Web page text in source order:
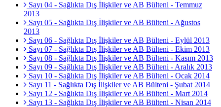
Sayı 04 - Sağlıkta Dış İlişkiler ve AB Bülteni - Temmuz
2013
Sayı 05 - Sağlıkta Dış İlişkiler ve AB Bülteni - Ağustos
2013
Sayı 06 - Sağlıkta Dış İlişkiler ve AB Bülteni - Eylül 2013
Sayı 07 - Sağlıkta Dış İlişkiler ve AB Bülteni - Ekim 2013
Sayı 08 - Sağlıkta Dış İlişkiler ve AB Bülteni - Kasım 2013
Sayı 09 - Sağlıkta Dış İlişkiler ve AB Bülteni - Aralık 2013
Sayı 10 - Sağlıkta Dış İlişkiler ve AB Bülteni - Ocak 2014
Sayı 11 - Sağlıkta Dış İlişkiler ve AB Bülteni - Şubat 2014
Sayı 12 - Sağlıkta Dış İlişkiler ve AB Bülteni - Mart 2014
Sayı 13 - Sağlıkta Dış İlişkiler ve AB Bülteni - Nisan 2014